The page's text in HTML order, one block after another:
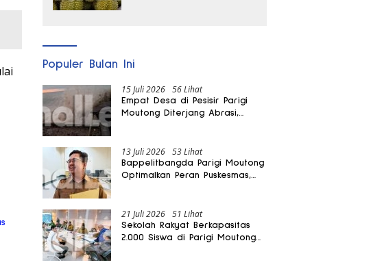
Populer Bulan Ini
15 Juli 2026 56 Lihat
Empat Desa di Pesisir Parigi
Moutong Diterjang Abrasi,
13 Juli 2026 53 Lihat
Bappelitbangda Parigi Moutong
Optimalkan Peran Puskesmas,
21 Juli 2026 51 Lihat
Sekolah Rakyat Berkapasitas
2.000 Siswa di Parigi Moutong